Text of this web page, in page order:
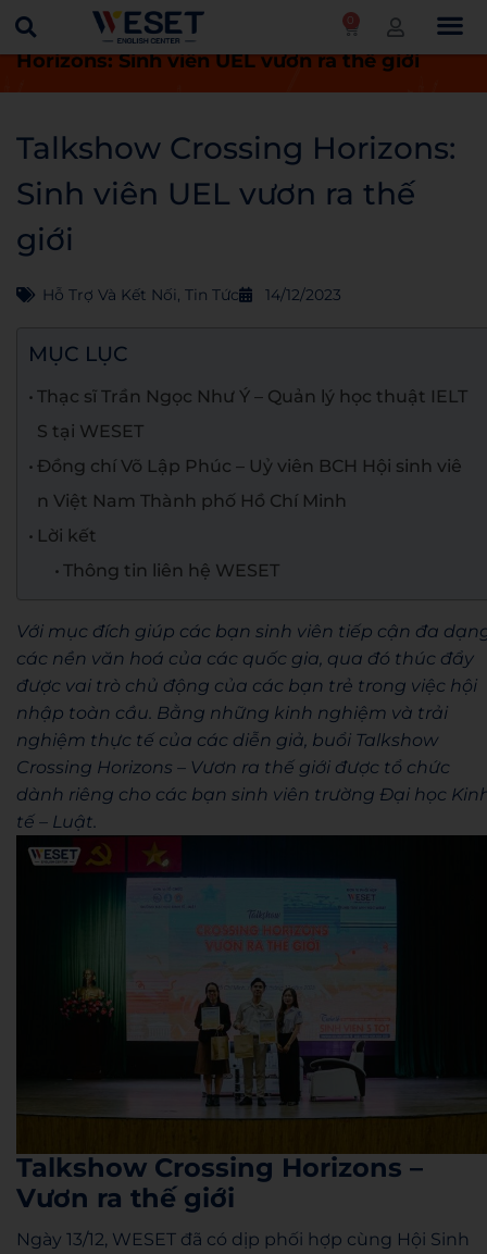
0
Trang chủ Tin tức
Talkshow Crossing
Horizons: Sinh viên UEL vươn ra thế giới
Talkshow Crossing Horizons:
Sinh viên UEL vươn ra thế
giới
Hỗ Trợ Và Kết Nối, Tin Tức 14/12/2023
MỤC LỤC
Thạc sĩ Trần Ngọc Như Ý – Quản lý học thuật IELT
S tại WESET
Đồng chí Võ Lập Phúc – Uỷ viên BCH Hội sinh viê
n Việt Nam Thành phố Hồ Chí Minh
Lời kết
Thông tin liên hệ WESET
Với mục đích giúp các bạn sinh viên tiếp cận đa
các nền văn hoá của các quốc gia, qua đó thúc đẩy
được vai trò chủ động của các bạn trẻ trong việc hội
nhập toàn cầu. Bằng những kinh nghiệm và trải
nghiệm thực tế của các diễn giả, buổi Talkshow
Crossing Horizons – Vươn ra thế giới được tổ chức
dành riêng cho các bạn sinh viên trường Đại học
tế – Luật.
Talkshow Crossing Horizons –
Vươn ra thế giới
Ngày 13/12, WESET đã có dịp phối hợp cùng Hội Sinh